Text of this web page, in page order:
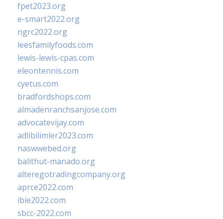
fpet2023.org
e-smart2022.org
ngrc2022.org
leesfamilyfoods.com
lewis-lewis-cpas.com
eleontennis.com
cyetus.com
bradfordshops.com
almadenranchsanjose.com
advocatevijay.com
adlibilimler2023.com
naswwebed.org
balithut-manado.org
alteregotradingcompany.org
aprce2022.com
ibie2022.com
sbcc-2022.com